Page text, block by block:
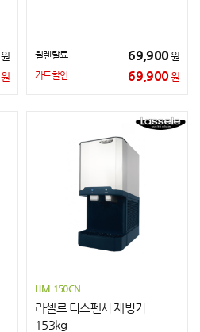
원
원
월렌탈료 69,900원
카드할인 69,900원
LIM-150CN
라셀르 디스펜서 제빙기
153kg